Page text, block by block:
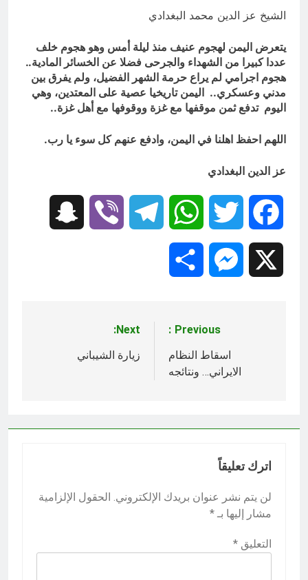
؟
16 ساعة Ago
الشيخ عز الدين محمد البغدادي
يتعرض اليمن لهجوم عنيف منذ ليلة أمس وهو هجوم خلف
عددا كبيرا من الشهداء والجرحى فضلا عن الخسائر المادية..
هجوم اجرامي لم يراع حرمة الشهر الفضيل، ولم يفرق بين
مدني وعسكري.. اليمن تاريخيا عصية على المعتدين، وهي
اليوم تدفع ثمن موقفها مع غزة ووقوفها مع أهل غزة..
اللهم احفظ اهلنا في اليمن، وادفع عنهم كل سوء يا رب.
عز الدين البغدادي
Facebook
Twitter
WhatsApp
Telegram
Viber
Messenger
المقالات
Previous:
اسقاط النظام
الايراني… ونتائجه
Next:
زيارة الشيباني
اترك تعليقاً
لن يتم نشر عنوان بريدك الإلكتروني. الحقول الإلزامية
مشار إليها بـ *
التعليق *